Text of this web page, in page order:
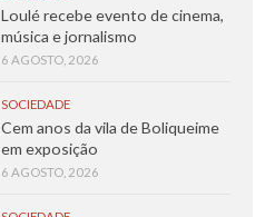
Loulé recebe evento de cinema,
música e jornalismo
6 AGOSTO, 2026
SOCIEDADE
Cem anos da vila de Boliqueime
em exposição
6 AGOSTO, 2026